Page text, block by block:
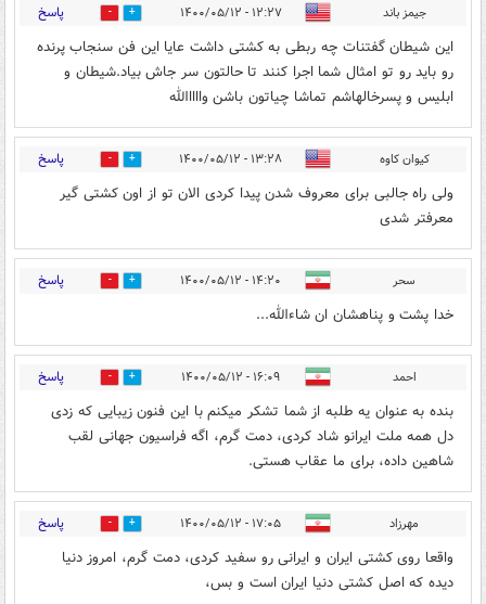
جیمز باند ۱۲:۲۷ - ۱۴۰۰/۰۵/۱۲ 0 پاسخ
این شیطان گفتنات چه ربطی به کشتی داشت عایا این فن سنجاب پرنده
رو باید رو تو امثال شما اجرا کنند تا حالتون سر جاش بیاد.شیطان و
ابلیس و پسرخالهاشم تماشا چیاتون باشن وااااالله
کیوان کاوه ۱۳:۲۸ - ۱۴۰۰/۰۵/۱۲ 0 پاسخ
ولی راه جالبی برای معروف شدن پیدا کردی الان تو از اون کشتی گیر
معرفتر شدی
سحر ۱۴:۲۰ - ۱۴۰۰/۰۵/۱۲ 0 پاسخ
خدا پشت و پناهشان ان شاءالله...
احمد ۱۶:۰۹ - ۱۴۰۰/۰۵/۱۲ 0 پاسخ
بنده به عنوان یه طلبه از شما تشکر میکنم با این فنون زیبایی که زدی
دل همه ملت ایرانو شاد کردی، دمت گرم، اگه فراسیون جهانی لقب
شاهین داده، برای ما عقاب هستی.
مهرزاد ۱۷:۰۵ - ۱۴۰۰/۰۵/۱۲ 0 پاسخ
واقعا روی کشتی ایران و ایرانی رو سفید کردی، دمت گرم، امروز دنیا
دیده که اصل کشتی دنیا ایران است و بس،